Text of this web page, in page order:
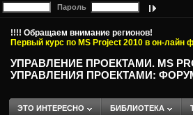
Пароль
!!!! Обращаем внимание регионов!
Первый курс по MS Project 2010 в он-лайн
УПРАВЛЕНИЕ ПРОЕКТАМИ. MS
УПРАВЛЕНИЯ ПРОЕКТАМИ:
ЭТО ИНТЕРЕСНО БИБЛИОТЕКА